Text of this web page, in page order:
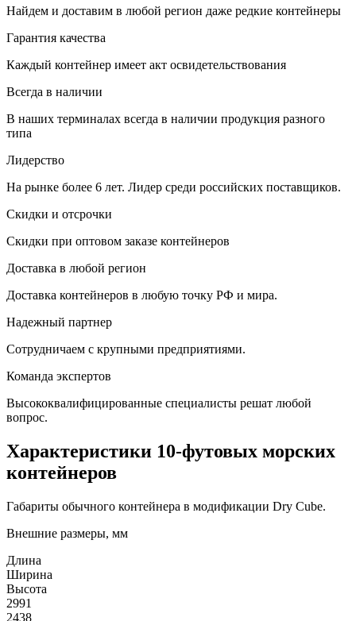
Найдем и доставим в любой регион даже редкие контейнеры
Гарантия качества
Каждый контейнер имеет акт освидетельствования
Всегда в наличии
В наших терминалах всегда в наличии продукция разного
типа
Лидерство
На рынке более 6 лет. Лидер среди российских поставщиков.
Скидки и отсрочки
Скидки при оптовом заказе контейнеров
Доставка в любой регион
Доставка контейнеров в любую точку РФ и мира.
Надежный партнер
Сотрудничаем с крупными предприятиями.
Команда экспертов
Высококвалифицированные специалисты решат любой
вопрос.
Характеристики 10-футовых морских
контейнеров
Габариты обычного контейнера в модификации Dry Cube.
Внешние размеры, мм
Длина
Ширина
Высота
2991
2438